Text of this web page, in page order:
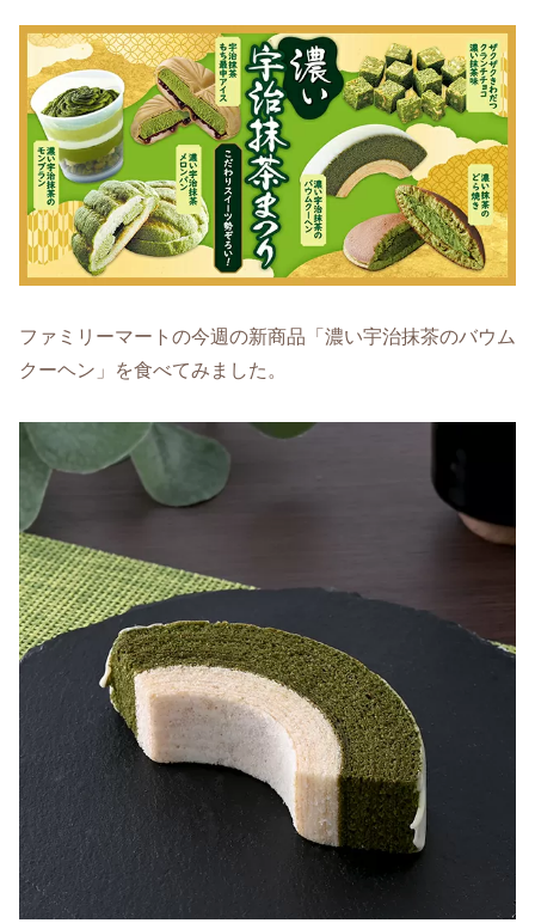
ファミリーマートの今週の新商品「濃い宇治抹茶のバウム
クーヘン」を食べてみました。